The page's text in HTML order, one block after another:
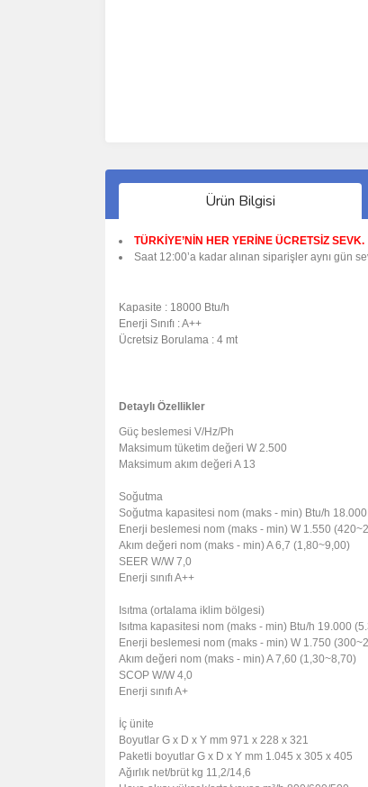
Ürün Bilgisi
TÜRKİYE’NİN HER YERİNE ÜCRETSİZ SEVK.
Saat 12:00’a kadar alınan siparişler aynı gün
Kapasite : 18000 Btu/h
Enerji Sınıfı : A++
Ücretsiz Borulama : 4 mt
Detaylı Özellikler
Güç beslemesi V/Hz/Ph
Maksimum tüketim değeri W 2.500
Maksimum akım değeri A 13
Soğutma
Soğutma kapasitesi nom (maks - min) Btu/h
Enerji beslemesi nom (maks - min) W 1.550
Akım değeri nom (maks - min)A 6,7 (1,80~9,00)
SEER W/W 7,0
Enerji sınıfıA++
Isıtma (ortalama iklim bölgesi)
Isıtma kapasitesi nom (maks - min) Btu/h 19.000
Enerji beslemesi nom (maks - min) W 1.750
Akım değeri nom (maks - min)A 7,60 (1,30~8,70)
SCOP W/W 4,0
Enerji sınıfıA+
İç ünite
Boyutlar G x D x Y mm 971 x 228 x 321
Paketli boyutlar G x D x Y mm 1.045 x 305 x 405
Ağırlık net/brüt kg 11,2/14,6